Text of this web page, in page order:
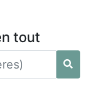
tout